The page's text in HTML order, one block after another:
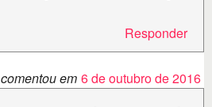
Responder
comentou em 6 de outubro de 2016